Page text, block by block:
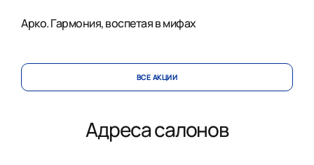
Арко. Гармония, воспетая в мифах
ВСЕ АКЦИИ
Адреса салонов